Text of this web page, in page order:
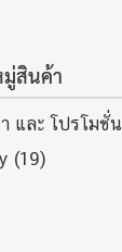
สินค้า
และ โปรโมชั่น
(19)